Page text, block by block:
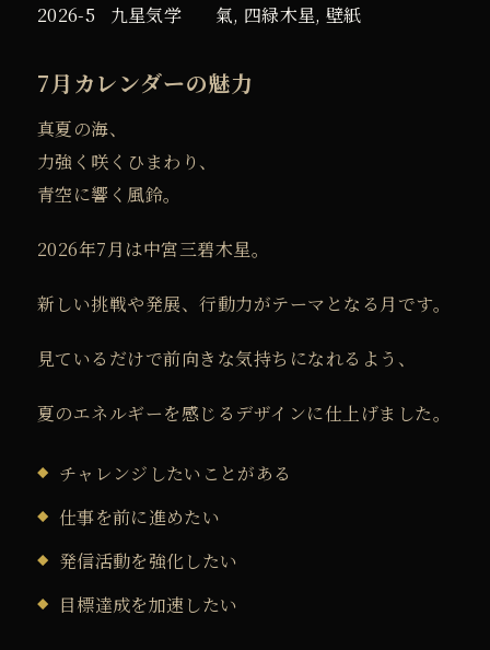
カ
ン
ー
2
0
6
6
月
ス
マ
ト
フ
2026-5
九星気学
氣, 四緑木星, 壁紙
7月カレンダーの魅力
真夏の海、
力強く咲くひまわり、
青空に響く風鈴。
2026年7月は中宮三碧木星。
新しい挑戦や発展、行動力がテーマとなる月です。
見ているだけで前向きな気持ちになれるよう、
夏のエネルギーを感じるデザインに仕上げました。
チャレンジしたいことがある
仕事を前に進めたい
発信活動を強化したい
目標達成を加速したい